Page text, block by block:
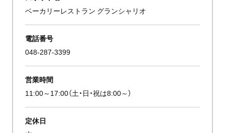
ベーカリーレストラン グランシャリオ
電話番号
048-287-3399
営業時間
11:00～17:00（土・日・祝は8:00～）
定休日